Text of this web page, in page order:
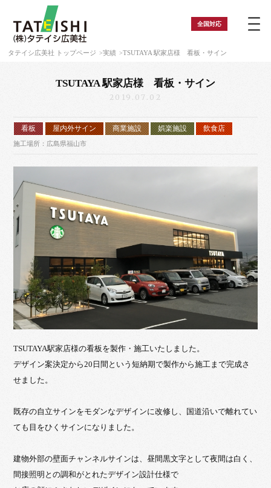
全国対応
タテイシ広美社 トップページ 実績 TSUTAYA 駅家店様 看板・サイン
TSUTAYA 駅家店様 看板・サイン
2019.07.02
看板 屋内外サイン 商業施設 娯楽施設 飲食店
施工場所：広島県福山市
TSUTAYA駅家店様の看板を製作・施工いたしました。
デザイン案決定から20日間という短納期で製作から施工まで完成さ
せました。
既存の自立サインをモダンなデザインに改修し、国道沿いで離れてい
ても目をひくサインになりました。
建物外部の壁面チャンネルサインは、昼間黒文字として夜間は白く、
間接照明との調和がとれたデザイン設計仕様で